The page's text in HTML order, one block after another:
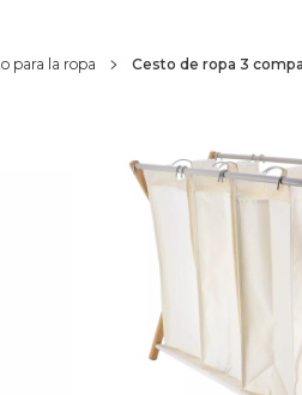
para la ropa Cesto de ropa 3